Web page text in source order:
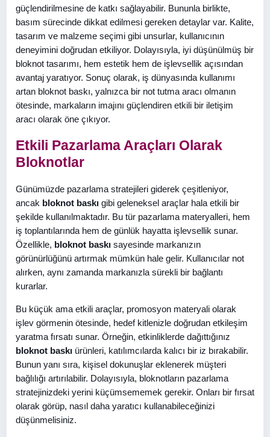
güçlendirilmesine de katkı sağlayabilir. Bununla birlikte,
basım sürecinde dikkat edilmesi gereken detaylar var. Kalite,
tasarım ve malzeme seçimi gibi unsurlar, kullanıcının
deneyimini doğrudan etkiliyor. Dolayısıyla, iyi düşünülmüş bir
bloknot tasarımı, hem estetik hem de işlevsellik açısından
avantaj yaratıyor. Sonuç olarak, iş dünyasında kullanımı
artan bloknot baskı, yalnızca bir not tutma aracı olmanın
ötesinde, markaların imajını güçlendiren etkili bir iletişim
aracı olarak öne çıkıyor.
Etkili Pazarlama Araçları Olarak
Bloknotlar
Günümüzde pazarlama stratejileri giderek çeşitleniyor,
ancak bloknot baskı gibi geleneksel araçlar hala etkili bir
şekilde kullanılmaktadır. Bu tür pazarlama materyalleri, hem
iş toplantılarında hem de günlük hayatta işlevsellik sunar.
Özellikle, bloknot baskı sayesinde markanızın
görünürlüğünü artırmak mümkün hale gelir. Kullanıcılar not
alırken, aynı zamanda markanızla sürekli bir bağlantı
kurarlar.
Bu küçük ama etkili araçlar, promosyon materyali olarak
işlev görmenin ötesinde, hedef kitlenizle doğrudan etkileşim
yaratma fırsatı sunar. Örneğin, etkinliklerde dağıttığınız
bloknot baskı ürünleri, katılımcılarda kalıcı bir iz bırakabilir.
Bunun yanı sıra, kişisel dokunuşlar eklenerek müşteri
bağlılığı artırılabilir. Dolayısıyla, bloknotların pazarlama
stratejinizdeki yerini küçümsememek gerekir. Onları bir fırsat
olarak görüp, nasıl daha yaratıcı kullanabileceğinizi
düşünmelisiniz.